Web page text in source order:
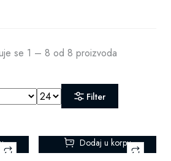
se 1 – 8 od 8 proizvoda
Filter
Dodaj u korpu